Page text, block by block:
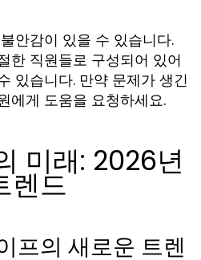
안감이 있을 수 있습니다.
한 직원들로 구성되어 있어
있습니다. 만약 문제가 생긴
에게 도움을 요청하세요.
미래: 2026년
렌드
프의 새로운 트렌